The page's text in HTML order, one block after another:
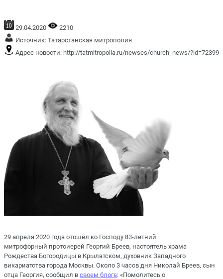
29.04.2020
2210
Источник: Татарстанская митрополия
Адрес новости: http://tatmitropolia.ru/newses/church_news/?id=72399
29 апреля 2020 года отошёл ко Господу 83-летний
митрофорный протоиерей Георгий Бреев, настоятель храма
Рождества Богородицы в Крылатском, духовник Западного
викариатства города Москвы. Около 3 часов дня Николай Бреев, сын
отца Георгия, сообщил в своем блоге: «Помолитесь о